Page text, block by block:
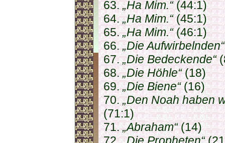
63.„Ha Mim.“(44:1)
64.„Ha Mim.“(45:1)
65.„Ha Mim.“(46:1)
66.„Die Aufwirbelnden“
67.„Die Bedeckende“
68.„Die Höhle“(18)
69.„Die Biene“(16)
70.„Den Noah haben
(71:1)
71.„Abraham“(14)